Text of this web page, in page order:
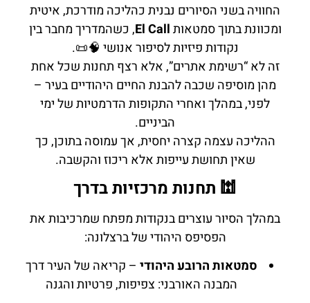
החוויה בשני הסיורים נבנית כהליכה מודרכת, איטית
ומכוונת בתוך סמטאותEl Call, כשהמדריך מחבר בין
נקודות פיזיות לסיפור אנושי 🧠📜.
זה לא “רשימת אתרים”, אלא רצף תחנות שכל אחת
מהן מוסיפה שכבה להבנת החיים היהודיים בעיר –
לפני, במהלך ואחרי התקופות הדרמטיות של ימי
הביניים.
ההליכה עצמה קצרה יחסית, אך עמוסה בתוכן, כך
שאין תחושת עייפות אלא ריכוז והקשבה.
🕍 תחנות מרכזיות בדרך
במהלך הסיור עוצרים בנקודות מפתח שמרכיבות את
הפסיפס היהודי של ברצלונה:
סמטאות הרובע היהודי – קריאה של העיר דרך
המבנה האורבני: צפיפות, פרטיות והגנה